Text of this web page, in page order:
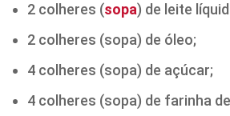
2 colheres (sopa) de leite
2 colheres (sopa) de óleo;
4 colheres (sopa) de açúcar;
4 colheres (sopa) de farinha